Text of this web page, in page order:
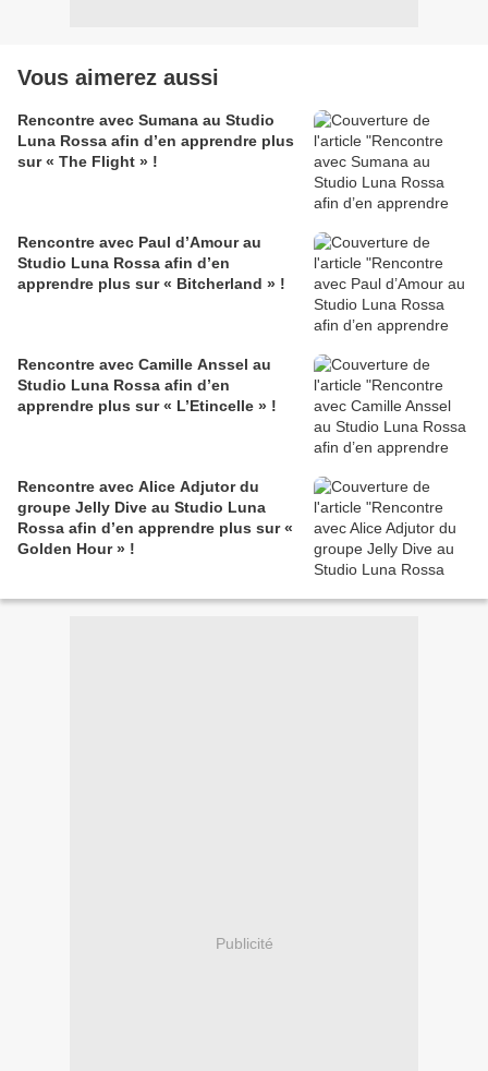
Vous aimerez aussi
Rencontre avec Sumana au Studio
Luna Rossa afin d’en apprendre plus
sur « The Flight » !
Rencontre avec Paul d’Amour au
Studio Luna Rossa afin d’en
apprendre plus sur « Bitcherland » !
Rencontre avec Camille Anssel au
Studio Luna Rossa afin d’en
apprendre plus sur « L’Etincelle » !
Rencontre avec Alice Adjutor du
groupe Jelly Dive au Studio Luna
Rossa afin d’en apprendre plus sur «
Golden Hour » !
Publicité